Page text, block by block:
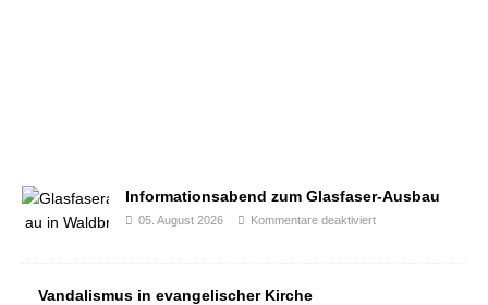
Informationsabend zum Glasfaser-Ausbau
05. August 2026 Kommentare deaktiviert
Vandalismus in evangelischer Kirche